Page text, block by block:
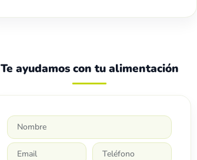
Te ayudamos con tu alimentación